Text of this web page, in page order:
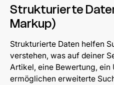
Strukturierte
Markup)
Strukturierte Daten helfen
verstehen, was auf deiner
Artikel, eine Bewertung, ein
ermöglichen erweiterte